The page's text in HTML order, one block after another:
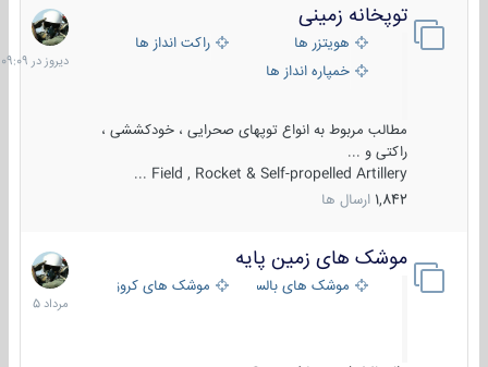
توپخانه زمینی
هویتزر ها
راکت انداز ها
خمپاره انداز ها
مطالب مربوط به انواع توپهای صحرایی ، خودکششی ،
راکتی و ...
Field , Rocket & Self-propelled Artillery ...
1,842 ارسال ها
دیروز
در
09:09
موشک های زمین پایه
موشک های بالستیک موشک های کروز
2
مرداد
1405